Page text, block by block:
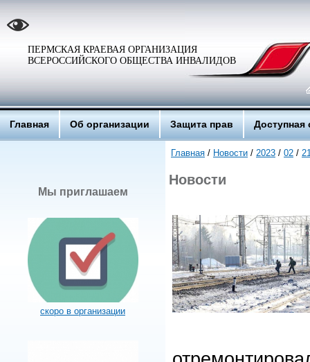
ПЕРМСКАЯ КРАЕВАЯ ОРГАНИЗАЦИЯ
ВСЕРОССИЙСКОГО ОБЩЕСТВА ИНВАЛИДОВ
Главная Об организации Защита прав Доступная
Мы приглашаем
скоро в организации
Главная / Новости / 2023 / 02 /
Новости